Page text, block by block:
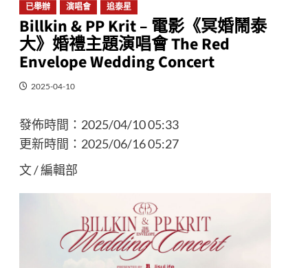
已舉辦 演唱會 追泰星
Billkin & PP Krit – 電影《冥婚鬧泰
大》婚禮主題演唱會 The Red
Envelope Wedding Concert
2025-04-10
發佈時間： 2025/04/10 05:33
更新時間： 2025/06/16 05:27
文 / 編輯部